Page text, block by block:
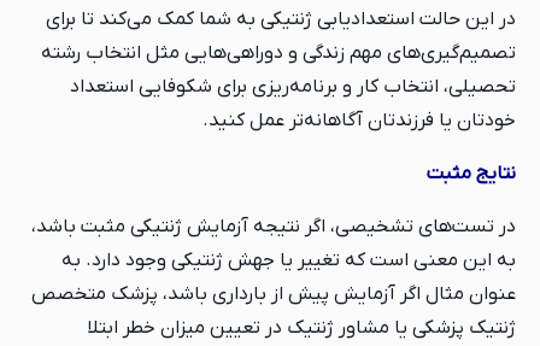
در این حالت استعدادیابی ژنتیکی به شما کمک می‌کند تا برای
تصمیم‌گیری‌های مهم زندگی و دوراهی‌هایی مثل انتخاب رشته
تحصیلی، انتخاب کار و برنامه‌ریزی برای شکوفایی استعداد
خودتان یا فرزندتان آگاهانه‌تر عمل کنید.
نتایج مثبت
در تست‌های تشخیصی، اگر نتیجه آزمایش ژنتیکی مثبت باشد،
به این معنی است که تغییر یا جهش ژنتیکی وجود دارد. به
عنوان مثال اگر آزمایش پیش از بارداری باشد، پزشک متخصص
ژنتیک پزشکی یا مشاور ژنتیک در تعیین میزان خطر ابتلا